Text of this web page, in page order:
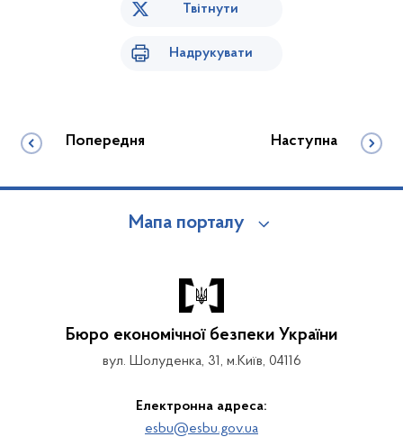
Твітнути
Надрукувати
Попередня Наступна
Мапа порталу
Бюро економічної безпеки України
вул. Шолуденка, 31, м.Київ, 04116
Електронна адреса:
esbu@esbu.gov.ua